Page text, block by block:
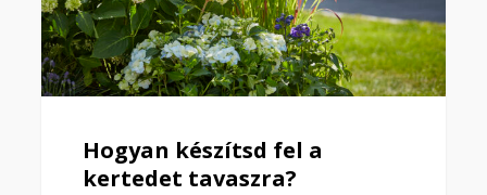
Hogyan készítsd fel a
kertedet tavaszra?